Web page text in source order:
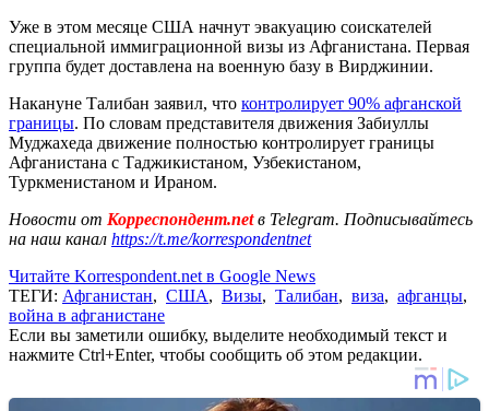
Уже в этом месяце США начнут эвакуацию соискателей
специальной иммиграционной визы из Афганистана. Первая
группа будет доставлена ​​на военную базу в Вирджинии.
Накануне Талибан заявил, что контролирует 90% афганской
границы. По словам представителя движения Забиуллы
Муджахеда движение полностью контролирует границы
Афганистана с Таджикистаном, Узбекистаном,
Туркменистаном и Ираном.
Новости от Корреспондент.netв Telegram. Подписывайтесь
на наш канал https://t.me/korrespondentnet
Читайте Korrespondent.net в Google News
ТЕГИ: Афганистан, США, Визы, Талибан, виза, афганцы,
война в афганистане
Если вы заметили ошибку, выделите необходимый текст и
нажмите Ctrl+Enter, чтобы сообщить об этом редакции.